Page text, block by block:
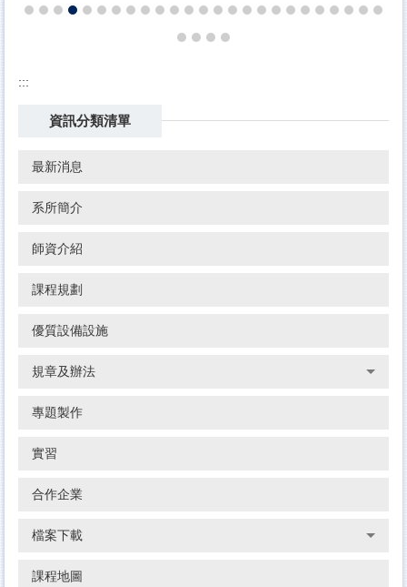
:::
資訊分類清單
最新消息
系所簡介
師資介紹
課程規劃
優質設備設施
規章及辦法
專題製作
實習
合作企業
檔案下載
課程地圖